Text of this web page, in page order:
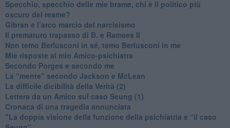
​Specchio, specchio delle mie brame, chi è il politico più
oscuro del reame?
​Gibran e l’arco marcio del narcisismo
​Il prematuro trapasso di B. e Ramses II
​Non temo Berlusconi in sé, temo Berlusconi in me
​Mie risposte al mio Amico-psichiatra
​Secondo Porges e secondo me
​La “mente” secondo Jackson e McLean
La difficile dicibilità della Verità (2)
​Lettera da un Amico sul caso Seung (1)
​Cronaca di una tragedia annunciata
"​La doppia visione della funzione della psichiatria e “il caso